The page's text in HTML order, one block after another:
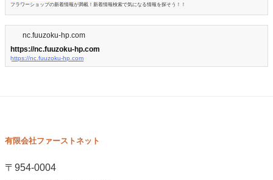
フラワーショップの新着情報が満載！新着情報検索で気になる情報を探そう！！
nc.fuuzoku-hp.com
https://nc.fuuzoku-hp.com
https://nc.fuuzoku-hp.com
有限会社ファーストネット
〒954-0004